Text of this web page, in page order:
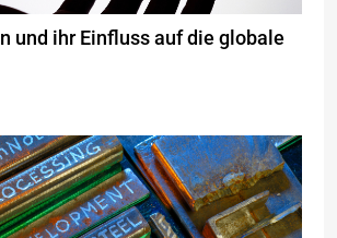
und ihr Einfluss auf die globale